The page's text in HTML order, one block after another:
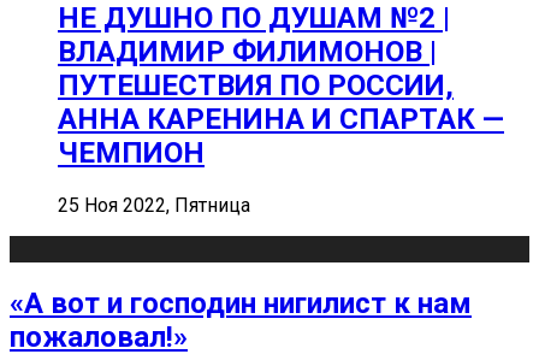
НЕ ДУШНО ПО ДУШАМ №2 |
ВЛАДИМИР ФИЛИМОНОВ |
ПУТЕШЕСТВИЯ ПО РОССИИ,
АННА КАРЕНИНА И СПАРТАК —
ЧЕМПИОН
25 Ноя 2022, Пятница
«А вот и господин нигилист к нам
пожаловал!»